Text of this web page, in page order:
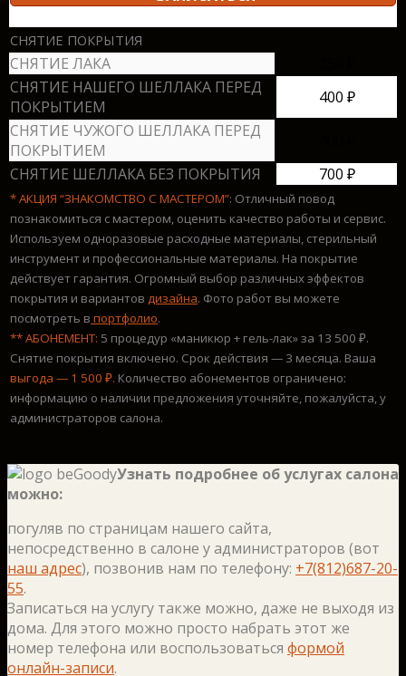
СНЯТИЕ ПОКРЫТИЯ
СНЯТИЕ ЛАКА
СНЯТИЕ НАШЕГО ШЕЛЛАКА ПЕРЕД
ПОКРЫТИЕМ
400 ₽
СНЯТИЕ ЧУЖОГО ШЕЛЛАКА ПЕРЕД
ПОКРЫТИЕМ
СНЯТИЕ ШЕЛЛАКА БЕЗ ПОКРЫТИЯ
700 ₽
*АКЦИЯ “ЗНАКОМСТВО С МАСТЕРОМ”: Отличный повод
познакомиться c мастером, оценить качество работы и сервис.
Используем одноразовые расходные материалы, стерильный
инструмент и профессиональные материалы. На покрытие
действует гарантия. Огромный выбор различных эффектов
покрытия и вариантов дизайна. Фото работ вы можете
посмотреть в портфолио.
** АБОНЕМЕНТ: 5 процедур «маникюр + гель-лак» за 13 500 ₽.
Снятие покрытия включено. Срок действия — 3 месяца. Ваша
выгода — 1 500 ₽. Количество абонементов ограничено:
информацию о наличии предложения уточняйте, пожалуйста, у
администраторов салона.
Узнать подробнее об услугах салона
можно:
погуляв по страницам нашего сайта,
непосредственно в салоне у администраторов (вот
наш адрес), позвонив нам по телефону: +7(812)687-20-
55.
Записаться на услугу также можно, даже не выходя из
дома. Для этого можно просто набрать этот же
номер телефона или воспользоваться формой
онлайн-записи.